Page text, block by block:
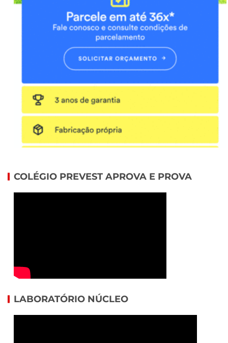
COLÉGIO PREVEST APROVA E PROVA
LABORATÓRIO NÚCLEO